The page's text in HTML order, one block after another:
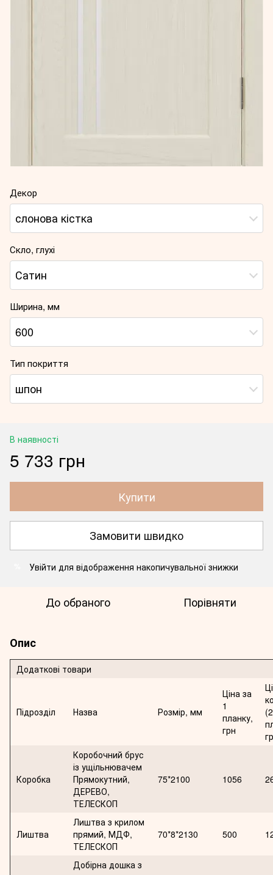
Декор
слонова кістка
Скло, глухі
Сатин
Ширина, мм
600
Тип покриття
шпон
В наявності
5 733 грн
Купити
Замовити швидко
Увійти для відображення накопичувальної знижки
До обраного Порівняти
Опис
Додаткові товари
Підрозділ Назва Розмір, мм
Ціна за
1
планку,
грн
Коробка
Коробочний брус
із ущільнювачем
Прямокутний,
ДЕРЕВО,
ТЕЛЕСКОП
75*2100 1056
Лиштва
Лиштва з крилом
прямий, МДФ,
ТЕЛЕСКОП
70*8*2130 500
Добірна дошка з